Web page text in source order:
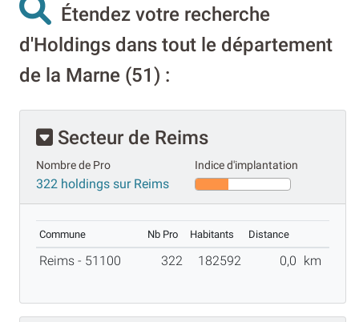
Étendez votre recherche
d'Holdings dans tout le département
de la Marne (51) :
Secteur de Reims
Nombre de Pro
322 holdings sur Reims
Indice d'implantation
Commune Nb Pro Habitants Distance
Reims - 51100 322 182592 0,0 km